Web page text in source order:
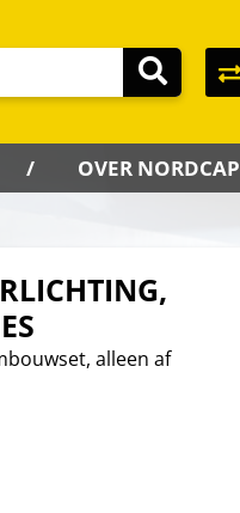
OVER NORDCAP
alleen af